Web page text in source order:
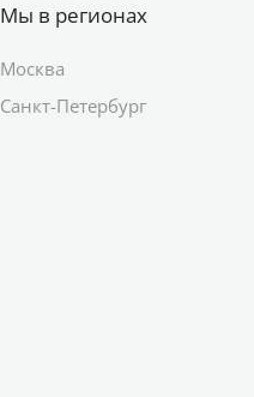
Мы в регионах
Москва
Санкт-Петербург